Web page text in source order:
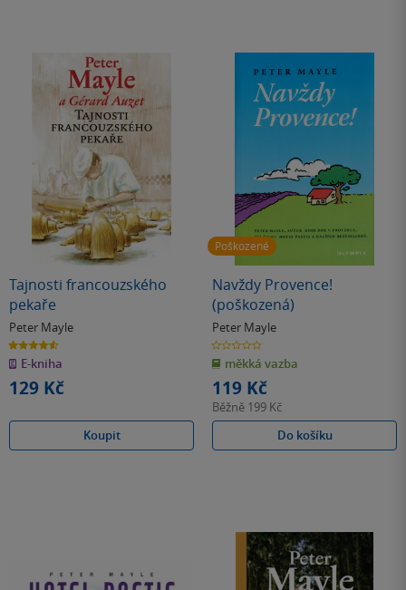
Tajnosti francouzského
pekaře
Peter Mayle
4.6
z
5
hvězdiček
E-kniha
129 Kč
Koupit
Poškozené
Navždy Provence!
(poškozená)
Peter Mayle
0.0
z
5
hvězdiček
měkká vazba
119 Kč
Běžně 199 Kč
Do košíku